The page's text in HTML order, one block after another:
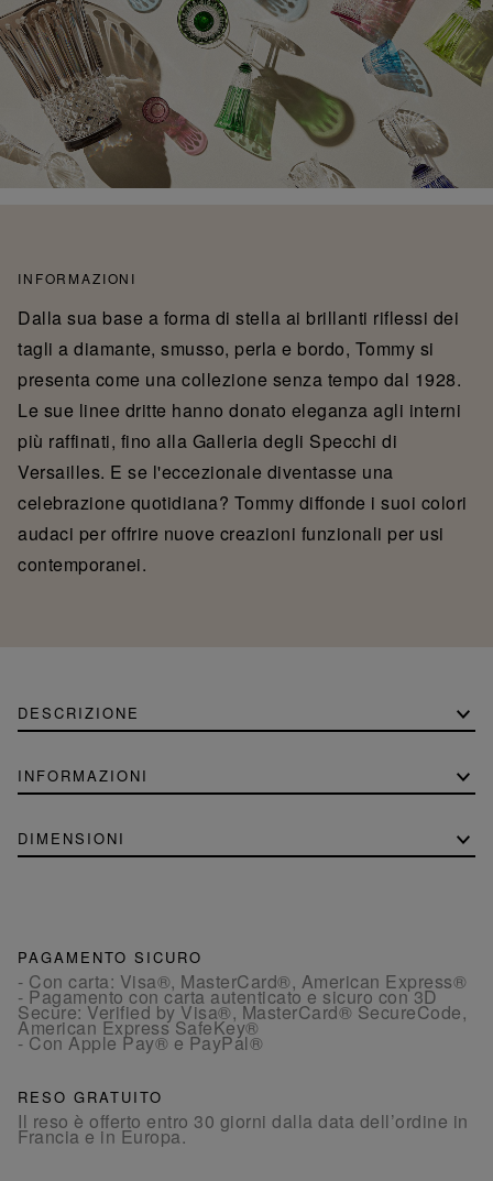
INFORMAZIONI
Dalla sua base a forma di stella ai brillanti riflessi dei
tagli a diamante, smusso, perla e bordo, Tommy si
presenta come una collezione senza tempo dal 1928.
Le sue linee dritte hanno donato eleganza agli interni
più raffinati, fino alla Galleria degli Specchi di
Versailles. E se l'eccezionale diventasse una
celebrazione quotidiana? Tommy diffonde i suoi colori
audaci per offrire nuove creazioni funzionali per usi
contemporanei.
DESCRIZIONE
INFORMAZIONI
DIMENSIONI
PAGAMENTO SICURO
- Con carta: Visa®, MasterCard®, American Express®
- Pagamento con carta autenticato e sicuro con 3D
Secure: Verified by Visa®, MasterCard® SecureCode,
American Express SafeKey®
- Con Apple Pay® e PayPal®
RESO GRATUITO
Il reso è offerto entro 30 giorni dalla data dell’ordine in
Francia e in Europa.